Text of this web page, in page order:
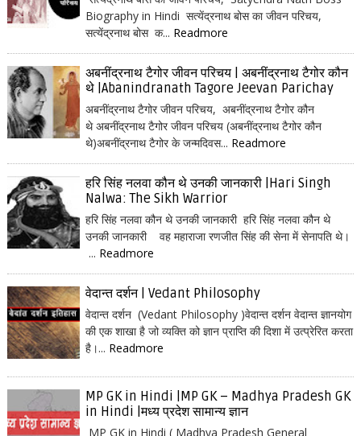
Biography in Hindi सत्येंद्रनाथ बोस का जीवन परिचय,
सत्येंद्रनाथ बोस क... Readmore
अबनींद्रनाथ टैगोर जीवन परिचय | अबनींद्रनाथ टैगोर कौन
थे |Abanindranath Tagore Jeevan Parichay
अबनींद्रनाथ टैगोर जीवन परिचय, अबनींद्रनाथ टैगोर कौन
थे अबनींद्रनाथ टैगोर जीवन परिचय (अबनींद्रनाथ टैगोर कौन
थे)अबनींद्रनाथ टैगोर के जन्मदिवस... Readmore
हरि सिंह नलवा कौन थे उनकी जानकारी |Hari Singh
Nalwa: The Sikh Warrior
हरि सिंह नलवा कौन थे उनकी जानकारी हरि सिंह नलवा कौन थे
उनकी जानकारी वह महाराजा रणजीत सिंह की सेना में सेनापति थे।
... Readmore
वेदान्त दर्शन | Vedant Philosophy
वेदान्त दर्शन (Vedant Philosophy )वेदान्त दर्शन वेदान्त ज्ञानयोग
की एक शाखा है जो व्यक्ति को ज्ञान प्राप्ति की दिशा में उत्प्रेरित करता
है।... Readmore
MP GK in Hindi |MP GK – Madhya Pradesh GK
in Hindi |मध्य प्रदेश सामान्य ज्ञान
MP GK in Hindi ( Madhya Pradesh General